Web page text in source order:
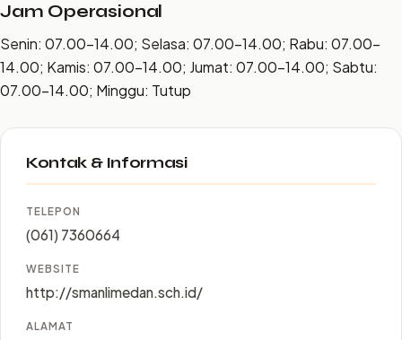
Jam Operasional
Senin: 07.00–14.00; Selasa: 07.00–14.00; Rabu: 07.00–
14.00; Kamis: 07.00–14.00; Jumat: 07.00–14.00; Sabtu:
07.00–14.00; Minggu: Tutup
Kontak & Informasi
TELEPON
(061) 7360664
WEBSITE
http://smanlimedan.sch.id/
ALAMAT